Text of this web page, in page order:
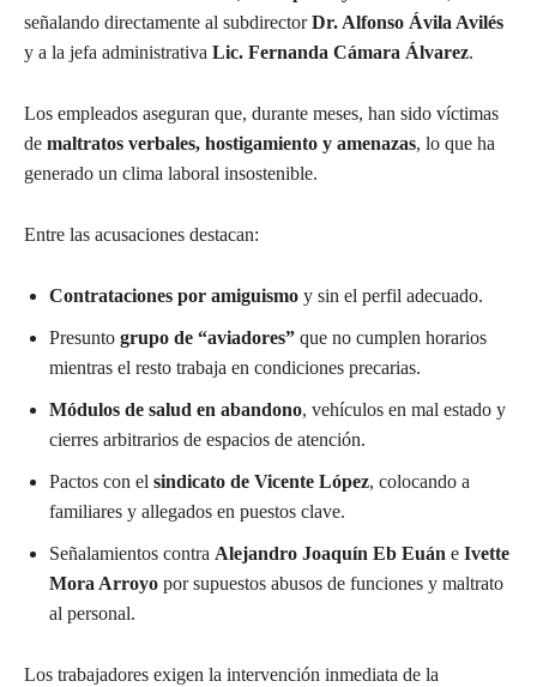
señalando directamente al subdirectorDr. Alfonso Ávila Avilés
y a la jefa administrativa Lic. Fernanda Cámara Álvarez.
Los empleados aseguran que, durante meses, han sido víctimas
de maltratos verbales, hostigamiento y amenazas, lo que ha
generado un clima laboral insostenible.
Entre las acusaciones destacan:
Contrataciones por amiguismo y sin el perfil adecuado.
Presunto grupo de “aviadores” que no cumplen horarios
mientras el resto trabaja en condiciones precarias.
Módulos de salud en abandono, vehículos en mal estado y
cierres arbitrarios de espacios de atención.
Pactos con el sindicato de Vicente López, colocando a
familiares y allegados en puestos clave.
Señalamientos contra Alejandro Joaquín Eb Euán e Ivette
Mora Arroyo por supuestos abusos de funciones y maltrato
al personal.
Los trabajadores exigen la intervención inmediata de la